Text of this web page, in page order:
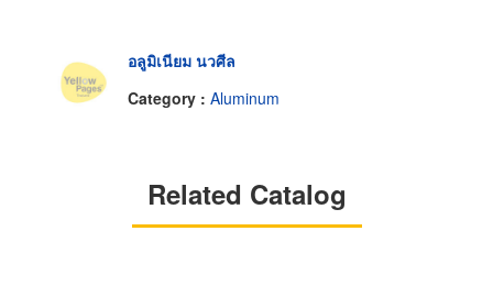
อลูมิเนียม นวศีล
Category : Aluminum
Related Catalog